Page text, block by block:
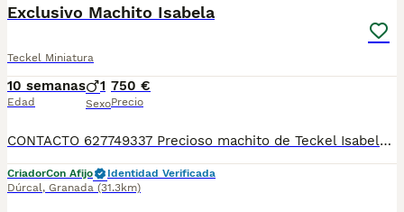
Exclusivo Machito Isabela
Teckel Miniatura
10 semanas
Edad
1
Sexo
750 €
Precio
CONTACTO 627749337 Precioso machito de Teckel Isabela, se entregan vacunados, desparasitados con su cartilla veterinaria. Criador profesional con afijo de la RSCE y FCI Centro de cria autorizado con núcleo zoológico Registro de criador autorizado
CriadorCon Afijo
Identidad Verificada
Dúrcal, Granada (31.3km)